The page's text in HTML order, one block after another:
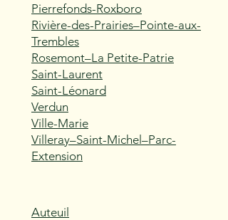
Pierrefonds-Roxboro
Rivière-des-Prairies–Pointe-aux-
Trembles
Rosemont–La Petite-Patrie
Saint-Laurent
Saint-Léonard
Verdun
Ville-Marie
Villeray–Saint-Michel–Parc-
Extension
Auteuil